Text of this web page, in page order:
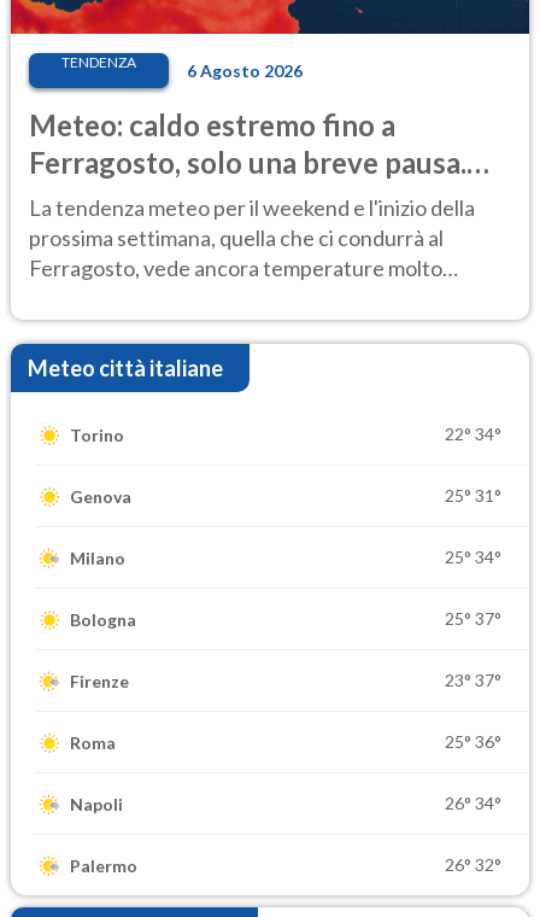
TENDENZA 6 Agosto 2026
Meteo: caldo estremo fino a
Ferragosto, solo una breve pausa.
Ecco dove
La tendenza meteo per il weekend e l'inizio della
prossima settimana, quella che ci condurrà al
Ferragosto, vede ancora temperature molto
Meteo città italiane
Torino 22° 34°
Genova 25° 31°
Milano 25° 34°
Bologna 25° 37°
Firenze 23° 37°
Roma 25° 36°
Napoli 26° 34°
Palermo 26° 32°